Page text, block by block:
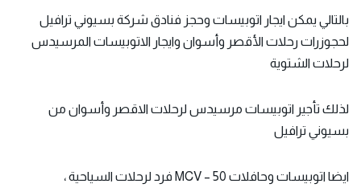
بالتالي يمكن ايجار اتوبيسات وحجز فنادق شركة بسيوني ترافيل
لحجوزرات رحلات الأقصر وأسوان وايجار الاتوبيسات المرسيدس
لرحلات الشتوية
لذلك تأجير اتوبيسات مرسيدس لرحلات الاقصر وأسوان من
بسيوني ترافيل
ايضا اتوبيسات وحافلات MCV – 50 فرد لرحلات السياحية ،